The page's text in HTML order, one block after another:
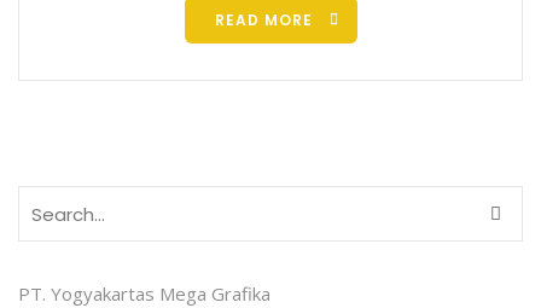
READ MORE
PT. Yogyakartas Mega Grafika